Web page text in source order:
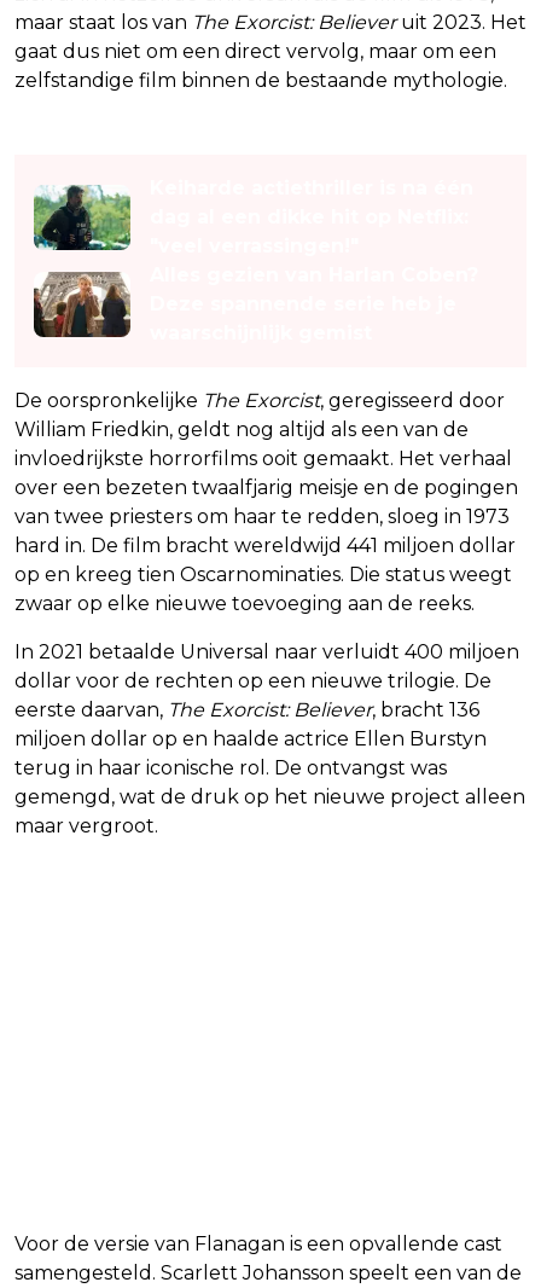
maar staat los van The Exorcist: Believeruit 2023. Het
gaat dus niet om een direct vervolg, maar om een
zelfstandige film binnen de bestaande mythologie.
De oorspronkelijke The Exorcist, geregisseerd door
William Friedkin, geldt nog altijd als een van de
invloedrijkste horrorfilms ooit gemaakt. Het verhaal
over een bezeten twaalfjarig meisje en de pogingen
van twee priesters om haar te redden, sloeg in 1973
hard in. De film bracht wereldwijd 441 miljoen dollar
op en kreeg tien Oscarnominaties. Die status weegt
zwaar op elke nieuwe toevoeging aan de reeks.
In 2021 betaalde Universal naar verluidt 400 miljoen
dollar voor de rechten op een nieuwe trilogie. De
eerste daarvan, The Exorcist: Believer, bracht 136
miljoen dollar op en haalde actrice Ellen Burstyn
terug in haar iconische rol. De ontvangst was
gemengd, wat de druk op het nieuwe project alleen
maar vergroot.
Voor de versie van Flanagan is een opvallende cast
samengesteld. Scarlett Johansson speelt een van de